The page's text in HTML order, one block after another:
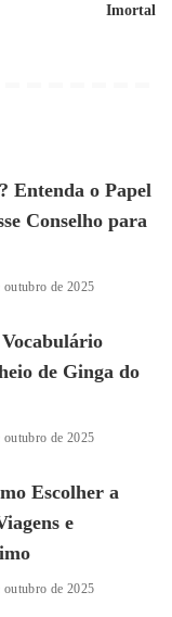
Imortal
Entenda o Papel
Conselho para
outubro de 2025
de Ginga do
outubro de 2025
Escolher a
e
outubro de 2025